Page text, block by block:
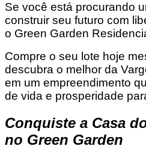
Se você está procurando
construir seu futuro com
o Green Garden
Compre o seu lote hoje
descubra o melhor da
em um empreendimento
de vida e prosperidade
Conquiste a Casa
no Green Garden